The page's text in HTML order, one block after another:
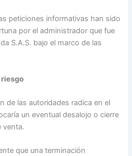
peticiones informativas han sido
por el administrador que fue
S.A.S. bajo el marco de las
riesgo
de las autoridades radica en el
un eventual desalojo o cierre
venta.
que una terminación